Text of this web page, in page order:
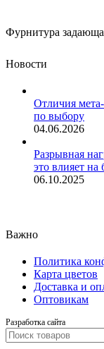
Фурнитура
Новости
Отличия
по выбору
04.06.2026
Разрывная
это влияет на
06.10.2025
Важно
Политика
Карта цветов
Доставка и
Оптовикам
Разработка сайта